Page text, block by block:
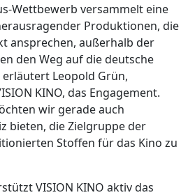
Wettbewerb versammelt eine
Produktionen, die
ansprechen, außerhalb der
den Weg auf die deutsche
Leopold Grün,
KINO, das Engagement.
wir gerade auch
bieten, die Zielgruppe der
Stoffen für das Kino zu
VISION KINO aktiv das